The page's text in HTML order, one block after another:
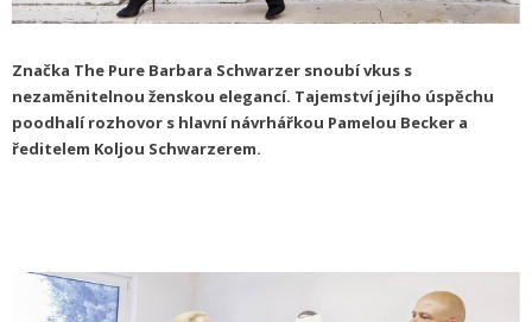
Značka The Pure Barbara Schwarzer snoubí vkus s
nezaměnitelnou ženskou elegancí. Tajemství jejího úspěchu
poodhalí rozhovor s hlavní návrhářkou Pamelou Becker a
ředitelem Koljou Schwarzerem.